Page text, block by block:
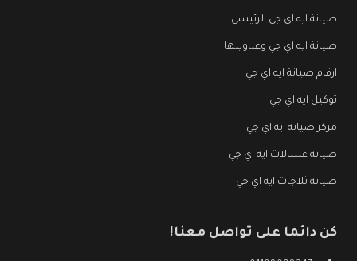
صيانة ايه اي جي الرئيسي
صيانة ايه اي جي وعناوينها
ارقام صيانة ايه اي جي
توكيل ايه اي جي
مركز صيانة ايه اي جي
صيانة غسالات ايه اي جي
صيانة ثلاجات ايه اي جي
كن دائما على تواصل معنا!